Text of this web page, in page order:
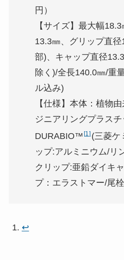
円）
【サイズ】最大幅
13.3㎜、グリップ直
部)、キャップ直径
除く)/全長140.0㎜/重
ル込み)
【仕様】本体：植物
ジニアリングプラスチ
DURABIO™ 1 (三菱ケ
ップ:アルミニウム/リ
クリップ:亜鉛ダイキ
プ：エラストマー/尾
↩︎